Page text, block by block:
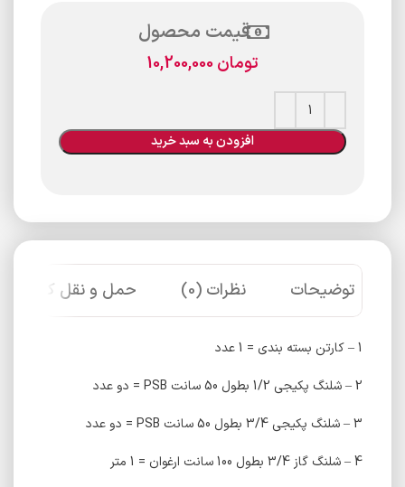
قیمت محصول
تومان
افزودن به سبد خرید
توضیحات نظرات (0) حمل و نقل کالا
1 – کارتن بسته بندی = 1 عدد
2 – شلنگ پکیجی 1/2 بطول 50 سانت PSB = دو عدد
3 – شلنگ پکیجی 3/4 بطول 50 سانت PSB = دو عدد
4 – شلنگ گاز 3/4 بطول 100 سانت ارغوان = 1 متر